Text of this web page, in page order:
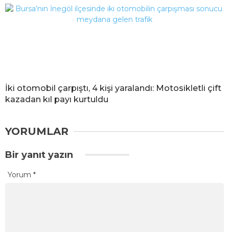
İki otomobil çarpıştı, 4 kişi yaralandı: Motosikletli çift
kazadan kıl payı kurtuldu
YORUMLAR
Bir yanıt yazın
Yorum *